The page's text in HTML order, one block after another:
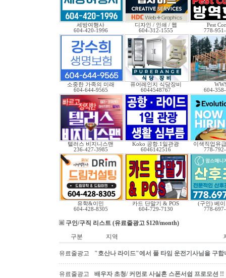
세방여행사
604-420-1996
디자인 / 인쇄 / 웹
604-312-1555
Pest
778-
소중한 가족의 미래
604-644-9565
퓨어레인지 식당장비
6044548767
604-
텔러스 비지니스맨
236-427-3985
Koko 공항.1일관광
6046142516
이색직업유
778-
유학&이민
604-428-8305
카드 단말기 & POS
604-729-7130
(구인) 베
778-
구인/구직 리스트 (유료줄광고 $120/month)
구분
지역
유료줄광고 "호산나 라이드"에서 풀 타임 운전기사님을 구합
유료줄광고 배우자 초청/ 커먼로 사실혼 스폰서쉽 프로모션 !!